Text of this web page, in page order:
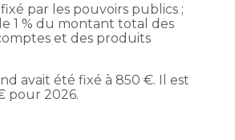
par les pouvoirs publics ;
1 % du montant total des
et des produits
avait été fixé à 850 €. Il est
pour 2026.